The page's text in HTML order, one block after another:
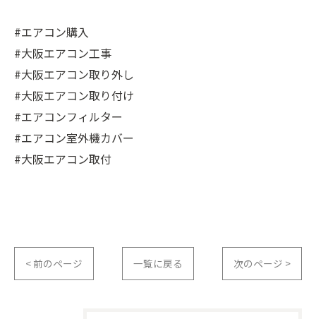
#エアコン購入
#大阪エアコン工事
#大阪エアコン取り外し
#大阪エアコン取り付け
#エアコンフィルター
#エアコン室外機カバー
#大阪エアコン取付
< 前のページ 一覧に戻る 次のページ >